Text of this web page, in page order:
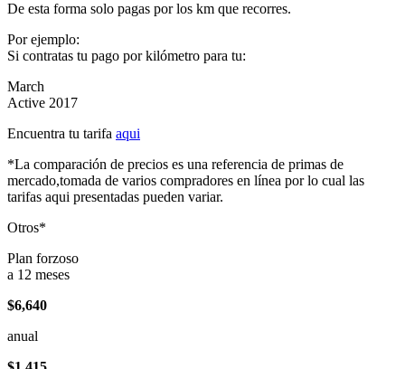
De esta forma solo pagas por los km que recorres.
Por ejemplo:
Si contratas tu pago por kilómetro para tu:
March
Active 2017
Encuentra tu tarifa aqui
*La comparación de precios es una referencia de primas de
mercado,tomada de varios compradores en línea por lo cual las
tarifas aqui presentadas pueden variar.
Otros*
Plan forzoso
a 12 meses
$6,640
anual